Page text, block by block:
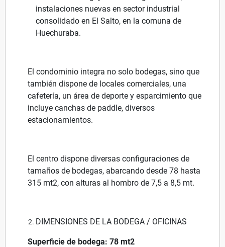
instalaciones nuevas en sector industrial
consolidado en El Salto, en la comuna de
Huechuraba.
El condominio integra no solo bodegas, sino que
también dispone de locales comerciales, una
cafetería, un área de deporte y esparcimiento que
incluye canchas de paddle, diversos
estacionamientos.
El centro dispone diversas configuraciones de
tamaños de bodegas, abarcando desde 78 hasta
315 mt2, con alturas al hombro de 7,5 a 8,5 mt.
DIMENSIONES DE LA BODEGA / OFICINAS
Superficie de bodega: 78 mt2